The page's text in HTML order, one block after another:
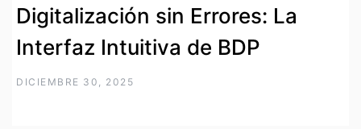
Digitalización sin Errores: La
Interfaz Intuitiva de BDP
DICIEMBRE 30, 2025